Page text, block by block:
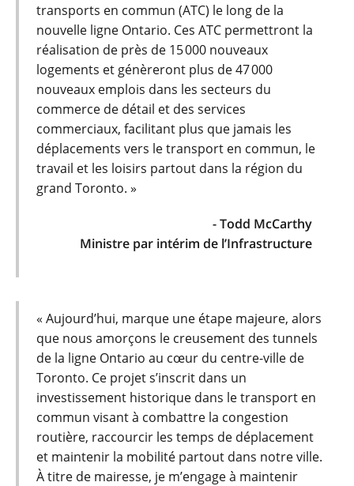
transports en commun (ATC) le long de la
nouvelle ligne Ontario. Ces ATC permettront la
réalisation de près de 15 000 nouveaux
logements et génèreront plus de 47 000
nouveaux emplois dans les secteurs du
commerce de détail et des services
commerciaux, facilitant plus que jamais les
déplacements vers le transport en commun, le
travail et les loisirs partout dans la région du
grand Toronto. »
- Todd McCarthy
Ministre par intérim de l’Infrastructure
« Aujourd’hui, marque une étape majeure, alors
que nous amorçons le creusement des tunnels
de la ligne Ontario au cœur du centre-ville de
Toronto. Ce projet s’inscrit dans un
investissement historique dans le transport en
commun visant à combattre la congestion
routière, raccourcir les temps de déplacement
et maintenir la mobilité partout dans notre ville.
À titre de mairesse, je m’engage à maintenir